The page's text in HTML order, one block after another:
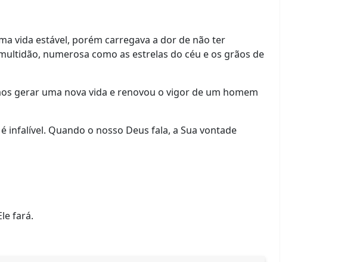
vida estável, porém carregava a dor de não ter
numerosa como as estrelas do céu e os grãos de
gerar uma nova vida e renovou o vigor de um homem
infalível. Quando o nosso Deus fala, a Sua vontade
fará.